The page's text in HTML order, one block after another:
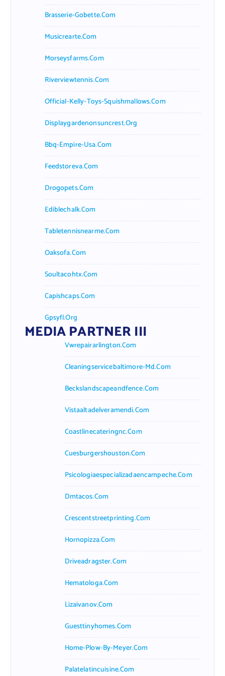
Brasserie-Gobette.com
Musicrearte.com
Morseysfarms.com
Riverviewtennis.com
Official-Kelly-Toys-Squishmallows.com
Displaygardenonsuncrest.org
Bbq-Empire-Usa.com
Feedstoreva.com
Drogopets.com
Ediblechalk.com
Tabletennisnearme.com
Oaksofa.com
Soultacohtx.com
Capishcaps.com
Gpsyfl.org
MEDIA PARTNER III
Vwrepairarlington.com
Cleaningservicebaltimore-Md.com
Beckslandscapeandfence.com
Vistaaltadelveramendi.com
Coastlinecateringnc.com
Cuesburgershouston.com
Psicologiaespecializadaencampeche.com
Dmtacos.com
Crescentstreetprinting.com
Hornopizza.com
Driveadragster.com
Hematologa.com
Lizaivanov.com
Guesttinyhomes.com
Home-Plow-By-Meyer.com
Palatelatincuisine.com